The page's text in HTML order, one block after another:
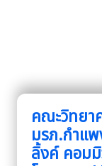
คณะวิทยา
มรภ.กำแ
ลิ้งค์ คอม